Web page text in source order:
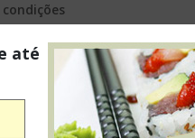
até
privacidade
Legais Passatempos